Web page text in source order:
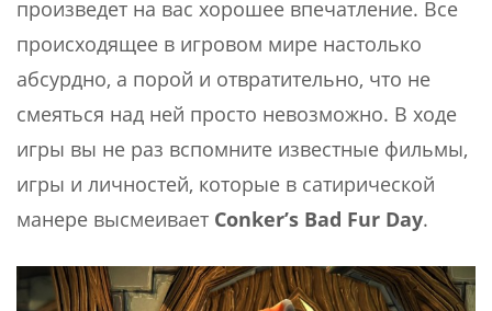
произведет на вас хорошее впечатление. Все
происходящее в игровом мире настолько
абсурдно, а порой и отвратительно, что не
смеяться над ней просто невозможно. В ходе
игры вы не раз вспомните известные фильмы,
игры и личностей, которые в сатирической
манере высмеивает Conker’s Bad Fur Day.